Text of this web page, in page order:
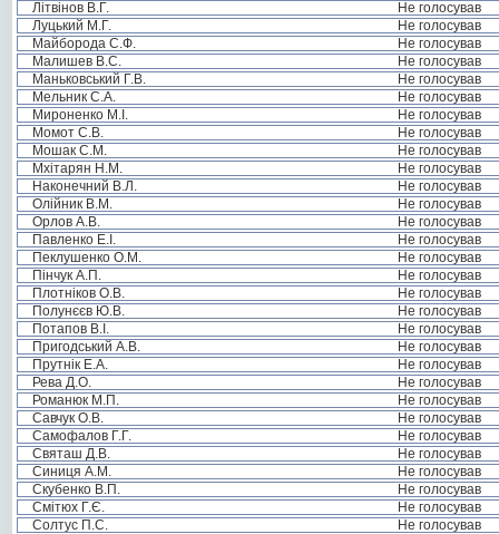
Літвінов В.Г.
Не голосував
Луцький М.Г.
Не голосував
Майборода С.Ф.
Не голосував
Малишев В.С.
Не голосував
Маньковський Г.В.
Не голосував
Мельник С.А.
Не голосував
Мироненко М.І.
Не голосував
Момот С.В.
Не голосував
Мошак С.М.
Не голосував
Мхітарян Н.М.
Не голосував
Наконечний В.Л.
Не голосував
Олійник В.М.
Не голосував
Орлов А.В.
Не голосував
Павленко Е.І.
Не голосував
Пеклушенко О.М.
Не голосував
Пінчук А.П.
Не голосував
Плотніков О.В.
Не голосував
Полунєєв Ю.В.
Не голосував
Потапов В.І.
Не голосував
Пригодський А.В.
Не голосував
Прутнік Е.А.
Не голосував
Рева Д.О.
Не голосував
Романюк М.П.
Не голосував
Савчук О.В.
Не голосував
Самофалов Г.Г.
Не голосував
Святаш Д.В.
Не голосував
Синиця А.М.
Не голосував
Скубенко В.П.
Не голосував
Смітюх Г.Є.
Не голосував
Солтус П.С.
Не голосував